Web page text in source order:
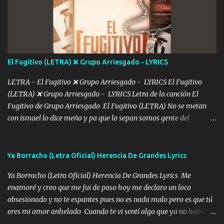
De mi vida... Cómo tú no hay nadie más No hay nadie
más Si te sientes sola no me llames porfa Me pongo sencible e
imagino tu sombra Clase azul es el tequila e interior la ropa Clip
cap la champagne el polvo es color rosa Me contacto un ángel eres
tú mi hermosa La que me alegra los días y sigo tomando Y
pensar... Que tú ya no vas a estar Pasarán... Solito me dejaras
Intentar... ...
El Fugitivo (LETRA) ❌ Grupo Arriesgado - LYRICS
LETRA - El Fugitivo ❌ Grupo Arriesgado - LYRICS El Fugitivo
(LETRA) ❌ Grupo Arriesgado - LYRICS Letra de la canción El
Fugitivo de Grupo Arriesgado El Fugitivo (LETRA) No se metan
con ismael lo dice meño y pa que lo sepan somos gente del
grande traemos la bandera 04 se oye por los radios y bien
ofrece también peleam'os bien atentó el compa huicho la corta al
cinto y radios colgados cuando salimos del rancho carros
blindándos y bien equipados no somos gente de problemas pero
defendemos muy bien nuestra tierra buena sombra nos cobija y el
Ya Borracho (Letra Oficial) Herencia De Grandes Lyrics
Ya Borracho (Letra Oficial) Herencia De Grandes Lyrics Me
enamoré y creo que me fui de paso hoy me declaro un loco
obsesionado y no te espantes pues no es nada malo pero es que tú
eres mi amor anhelado Cuando te vi sentí algo que ya no había